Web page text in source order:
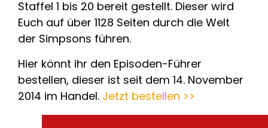
Staffel 1 bis 20 bereit gestellt. Dieser wird
Euch auf über 1128 Seiten durch die Welt
der Simpsons führen.
Hier könnt ihr den Episoden-Führer
bestellen, dieser ist seit dem 14. November
2014 im Handel. Jetzt bestellen >>